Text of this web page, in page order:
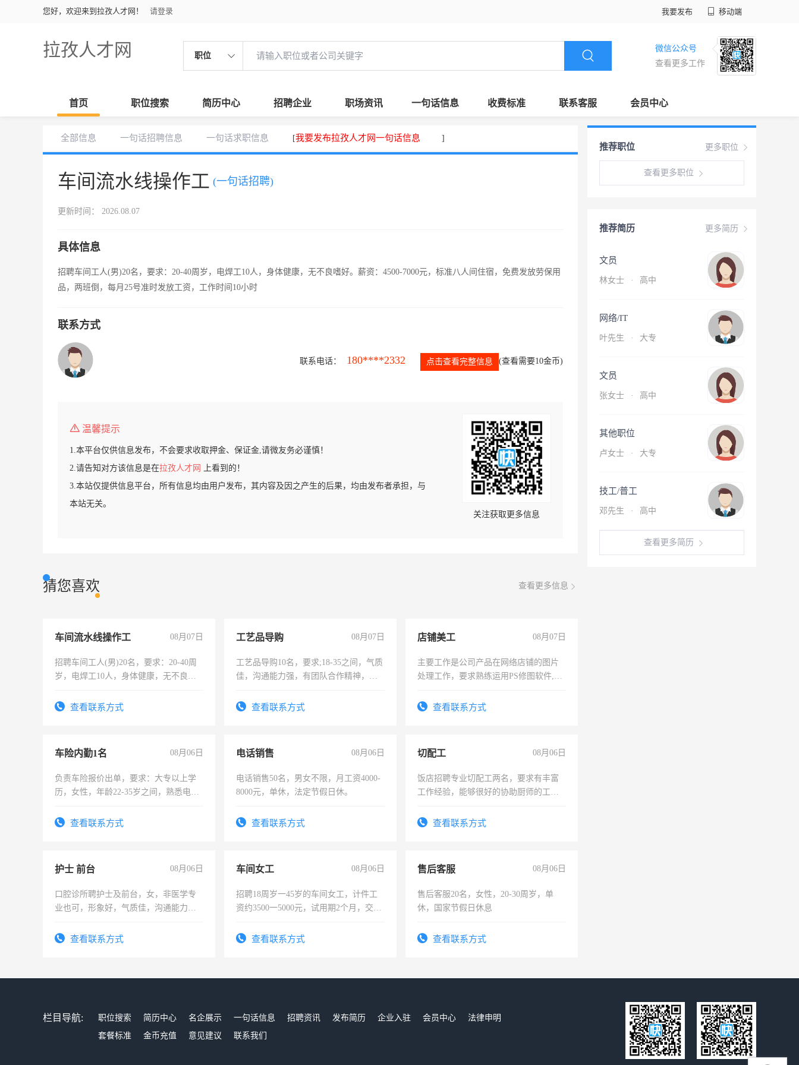
您好，欢迎来到拉孜人才网！ 请登录 我要发布 移动端
拉孜人才网 职位
微信公众号
查看更多工作
首页 职位搜索 简历中心 招聘企业 职场资讯 一句话信息 收费标准 联系客服 会员中心
全部信息 一句话招聘信息 一句话求职信息 [我要发布拉孜人才网一句话信息 ]
车间流水线操作工 (一句话招聘)
更新时间： 2026.08.07
具体信息
招聘车间工人(男)20名，要求：20-40周岁，电焊工10人，身体健康，无不良嗜好。薪资：4500-7000元，标准八人间住宿，免费发放劳保用
品，两班倒，每月25号准时发放工资，工作时间10小时
联系方式
联系电话： 180****2332 点击查看完整信息 (查看需要10金币)
温馨提示
1.本平台仅供信息发布，不会要求收取押金、保证金,请微友务必谨慎！
2.请告知对方该信息是在拉孜人才网
上看到的！
3.本站仅提供信息平台，所有信息均由用户发布，其内容及因之产生的后果，均由发布者承担，与
本站无关。
关注获取更多信息
猜您喜欢 查看更多信息
车间流水线操作工 08月07日
招聘车间工人(男)20名，要求：20-40周
岁，电焊工10人，身体健康，无不良嗜
宿，免费发放劳保用品，两班倒，每月
查看联系方式
工艺品导购 08月07日
工艺品导购10名，要求;18-35之间，气质
佳，沟通能力强，有团队合作精神，有
查看联系方式
店铺美工 08月07日
主要工作是公司产品在网络店铺的图片
处理工作，要求熟练运用PS修图软件,工
查看联系方式
车险内勤1名 08月06日
负责车险报价出单，要求：大专以上学
历，女性，年龄22-35岁之间，熟悉电脑
试用期1-3个月，转正后交纳五险，
查看联系方式
电话销售 08月06日
电话销售50名，男女不限，月工资4000-
8000元，单休，法定节假日休。
查看联系方式
切配工 08月06日
饭店招聘专业切配工两名，要求有丰富
工作经验，能够很好的协助厨师的工
4500。查看联系方式
护士 前台 08月06日
口腔诊所聘护士及前台，女，非医学专
业也可，形象好，气质佳，沟通能力
查看联系方式
车间女工 08月06日
招聘18周岁一45岁的车间女工，计件工
资约3500一5000元，试用期2个月，交五
查看联系方式
售后客服 08月06日
售后客服20名，女性，20-30周岁，单
休，国家节假日休息
查看联系方式
更多职位
推荐职位
查看更多职位
更多简历
推荐简历
文员
林女士 · 高中
网络/IT
叶先生 · 大专
文员
张女士 · 高中
其他职位
卢女士 · 大专
技工/普工
邓先生 · 高中
查看更多简历
栏目导航: 职位搜索 简历中心 名企展示 一句话信息 招聘资讯 发布简历 企业入驻 会员中心
法律申明
套餐标准
金币充值 意见建议 联系我们